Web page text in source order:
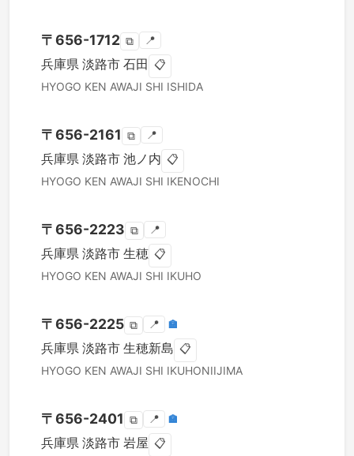
〒656-1712 ⧉ 📍
兵庫県 淡路市 石田 📋
HYOGO KEN AWAJI SHI ISHIDA
〒656-2161 ⧉ 📍
兵庫県 淡路市 池ノ内 📋
HYOGO KEN AWAJI SHI IKENOCHI
〒656-2223 ⧉ 📍
兵庫県 淡路市 生穂 📋
HYOGO KEN AWAJI SHI IKUHO
〒656-2225 ⧉ 📍 🏣
兵庫県 淡路市 生穂新島 📋
HYOGO KEN AWAJI SHI IKUHONIIJIMA
〒656-2401 ⧉ 📍 🏣
兵庫県 淡路市 岩屋 📋